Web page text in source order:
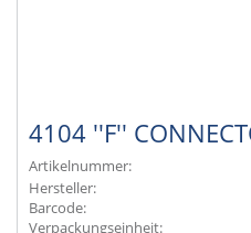
4104 ''F''
Artikelnummer:
Hersteller:
Barcode:
Verpackungseinheit: